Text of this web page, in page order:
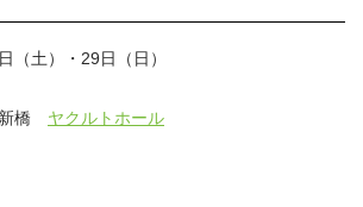
（土）・29日（日）
橋 ヤクルトホール